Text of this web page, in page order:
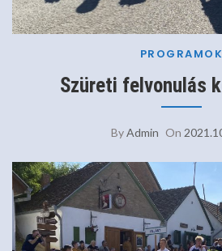
PROGRAMOK
Szüreti felvonulás
ByAdmin On